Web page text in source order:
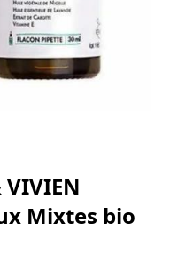
VIVIEN
Mixtes bio